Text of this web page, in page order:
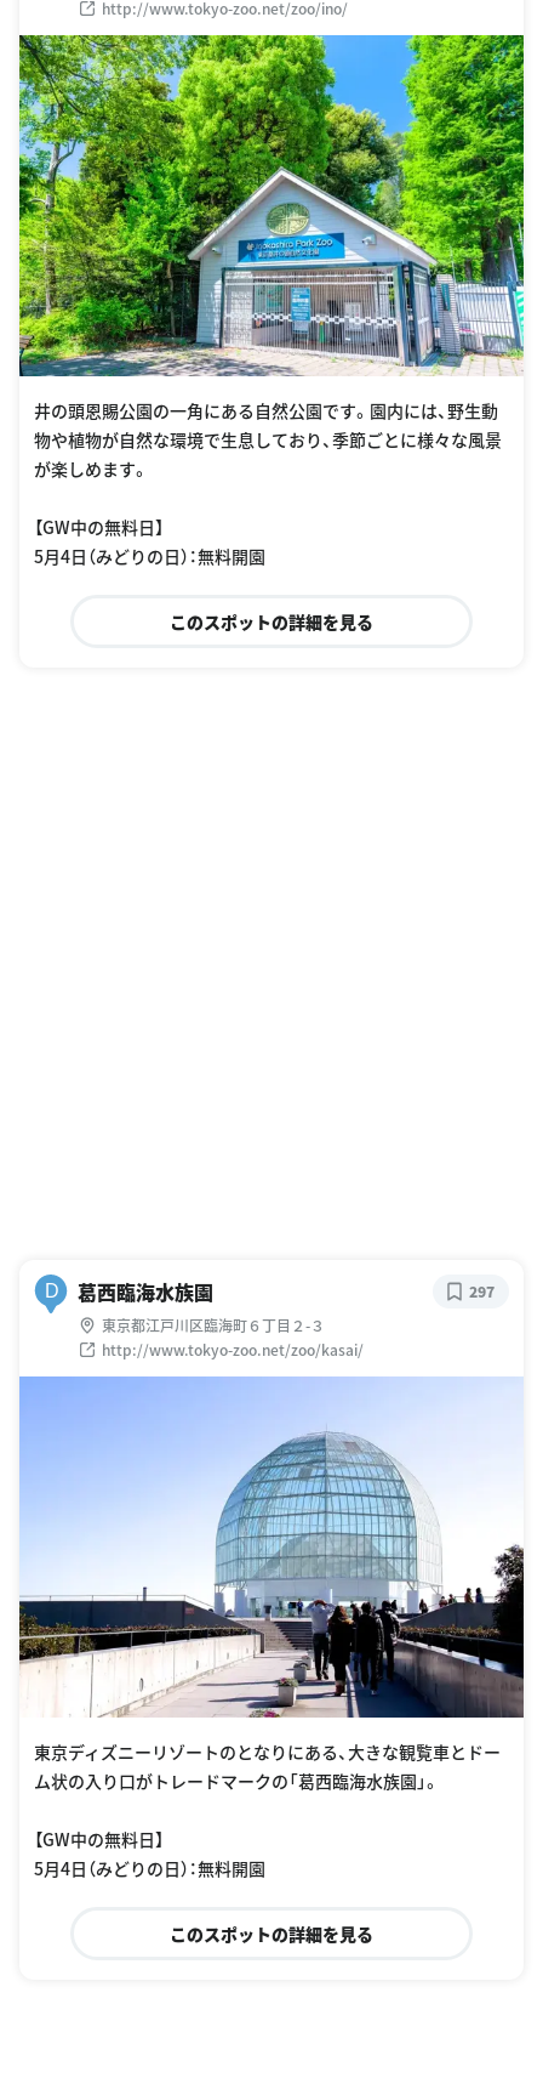
http://www.tokyo-zoo.net/zoo/ino/
井の頭恩賜公園の一角にある自然公園です。園内には、野生動
物や植物が自然な環境で生息しており、季節ごとに様々な風景
が楽しめます。
【GW中の無料日】
5月4日（みどりの日）：無料開園
このスポットの詳細を見る
D 葛西臨海水族園
東京都江戸川区臨海町６丁目２-３
http://www.tokyo-zoo.net/zoo/kasai/
297
東京ディズニーリゾートのとなりにある、大きな観覧車とドー
ム状の入り口がトレードマークの「葛西臨海水族園」。
【GW中の無料日】
5月4日（みどりの日）：無料開園
このスポットの詳細を見る